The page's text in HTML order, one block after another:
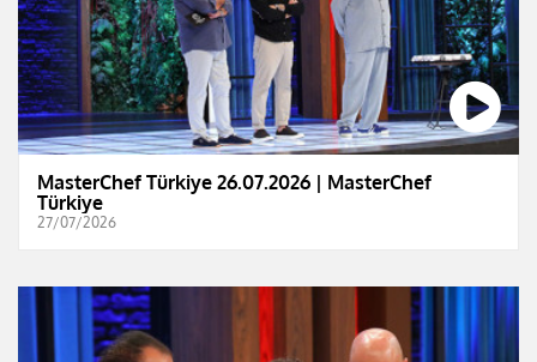
MasterChef Türkiye 26.07.2026 | MasterChef
Türkiye
27/07/2026